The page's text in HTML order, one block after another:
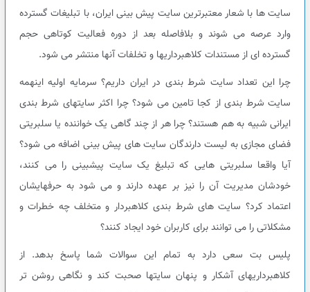
سایت ها با شعار معتبرترین سایت پیش بینی ایران، با تبلیغات گسترده
وارد عرصه می شوند و بلافاصله بعد از دوره فعالیت کوتاهی حجم
گسترده ای از مستندات کلاهبرداریها و تخلفات آنها منتشر می شود.
چرا این تعداد سایت شرط بندی در ایران داریم؟ سرمایه اولیه اینهمه
سایت شرط بندی از کجا تامین می شود؟ چرا اکثر سایتهای شرط بندی
ایرانی شبیه به هم هستند؟ چرا هر از چند گاهی یک خواننده یا سلبریتی
فضای مجازی به لیست دارندگان سایت های پیش بینی اضافه می شود؟
آیا واقعا سلبریتی هایی که تبلیغ یک سایت پیشبینی را می کنند،
خودشان مدیریت آن را نیز بر عهده دارند و می شود به حرفهایشان
اعتماد کرد؟ سایت های شرط بندی کلاهبردار و متخلف چه خطرات و
مشکلاتی را می توانند برای کاربران خود ایجاد کنند؟
پلیس بت سعی دارد به تمام این سوالات شما پاسخ بدهد. از
کلاهبرداریهای آشکار و پنهان سایتها صحبت کند و نگاهی روشن تر